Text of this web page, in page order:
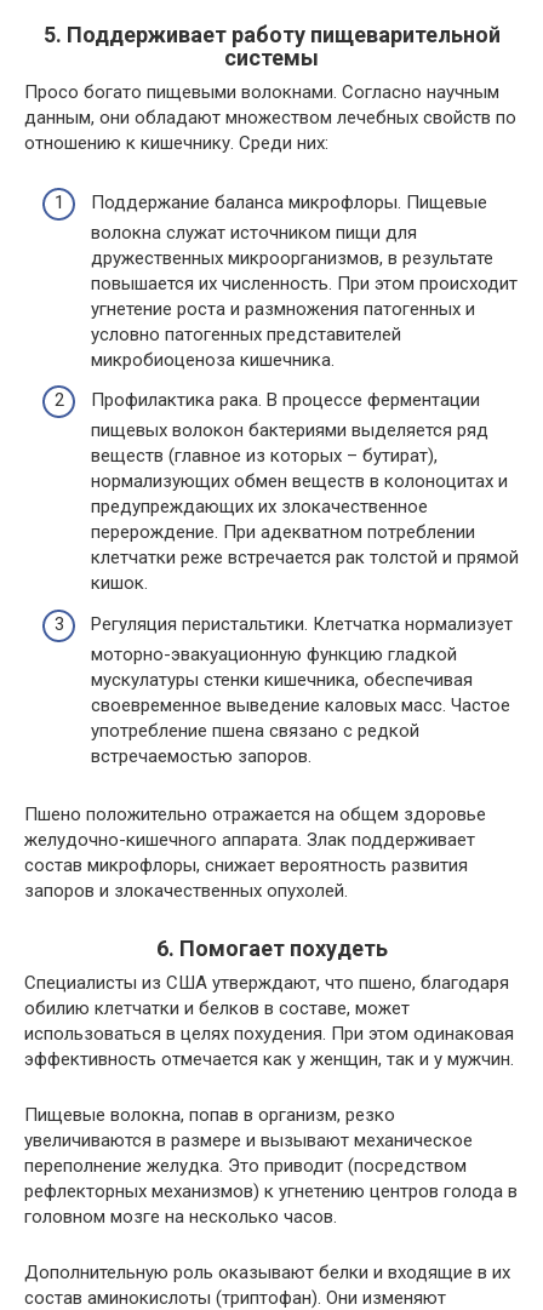
5. Поддерживает работу пищеварительной
системы
Просо богато пищевыми волокнами. Согласно научным
данным, они обладают множеством лечебных свойств по
отношению к кишечнику. Среди них:
Поддержание баланса микрофлоры. Пищевые
волокна служат источником пищи для
дружественных микроорганизмов, в результате
повышается их численность. При этом происходит
угнетение роста и размножения патогенных и
условно патогенных представителей
микробиоценоза кишечника.
Профилактика рака. В процессе ферментации
пищевых волокон бактериями выделяется ряд
веществ (главное из которых – бутират),
нормализующих обмен веществ в колоноцитах и
предупреждающих их злокачественное
перерождение. При адекватном потреблении
клетчатки реже встречается рак толстой и прямой
кишок.
Регуляция перистальтики. Клетчатка нормализует
моторно-эвакуационную функцию гладкой
мускулатуры стенки кишечника, обеспечивая
своевременное выведение каловых масс. Частое
употребление пшена связано с редкой
встречаемостью запоров.
Пшено положительно отражается на общем здоровье
желудочно-кишечного аппарата. Злак поддерживает
состав микрофлоры, снижает вероятность развития
запоров и злокачественных опухолей.
6. Помогает похудеть
Специалисты из США утверждают, что пшено, благодаря
обилию клетчатки и белков в составе, может
использоваться в целях похудения. При этом одинаковая
эффективность отмечается как у женщин, так и у мужчин.
Пищевые волокна, попав в организм, резко
увеличиваются в размере и вызывают механическое
переполнение желудка. Это приводит (посредством
рефлекторных механизмов) к угнетению центров голода в
головном мозге на несколько часов.
Дополнительную роль оказывают белки и входящие в их
состав аминокислоты (триптофан). Они изменяют